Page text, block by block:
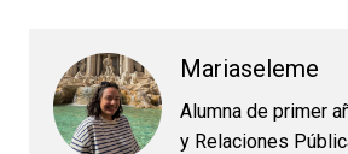
Mariaseleme
Alumna de primer
y Relaciones